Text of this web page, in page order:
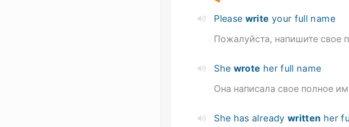
Please write your full name
Пожалуйста, напишите свое
She wrote her full name
Она написала свое полное
She has already written her